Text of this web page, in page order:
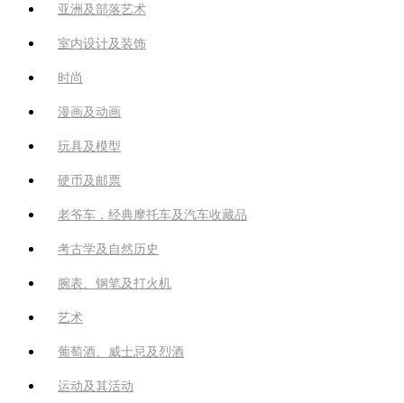
亚洲及部落艺术
室内设计及装饰
时尚
漫画及动画
玩具及模型
硬币及邮票
老爷车，经典摩托车及汽车收藏品
考古学及自然历史
腕表、钢笔及打火机
艺术
葡萄酒、威士忌及烈酒
运动及其活动